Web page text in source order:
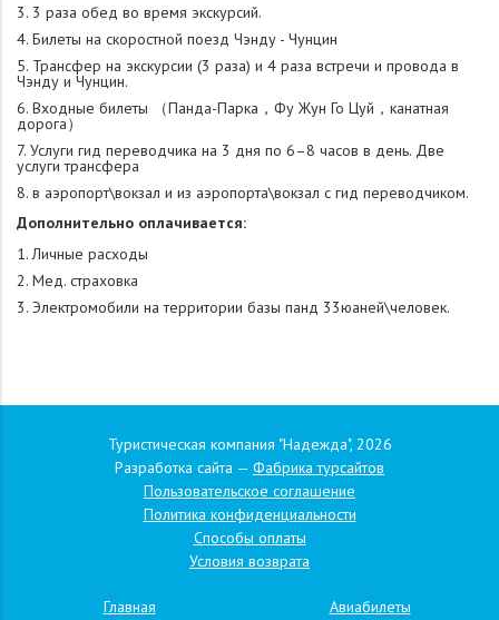
3 раза обед во время экскурсий.
Билеты на скоростной поезд Чэнду - Чунцин
Трансфер на экскурсии (3 раза) и 4 раза встречи и провода в
Чэнду и Чунцин.
Входные билеты （Панда-Парка，Фу Жун Го Цуй，канатная
дорога）
Услуги гид переводчика на 3 дня по 6–8 часов в день. Две
услуги трансфера
в аэропорт\вокзал и из аэропорта\вокзал с гид переводчиком.
Дополнительно оплачивается:
Личные расходы
Мед. страховка
Электромобили на территории базы панд 33юаней\человек.
Туристическая компания "Надежда", 2026
Разработка сайта — Фабрика турсайтов
Пользовательское соглашение
Политика конфиденциальности
Способы оплаты
Условия возврата
Главная Авиабилеты